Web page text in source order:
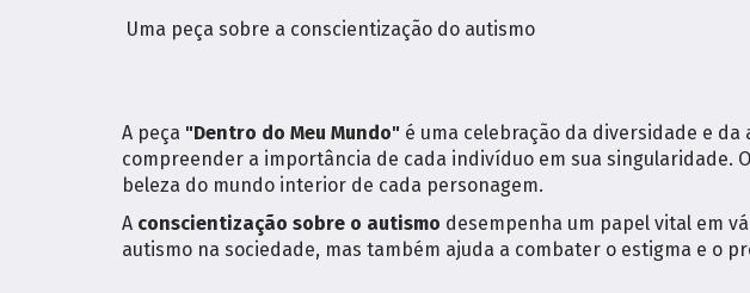
Uma peça sobre a conscientização do autismo
A peça "Dentro do Meu Mundo" é uma celebração da diversidade e
compreender a importância de cada indivíduo em sua singularidade.
beleza do mundo interior de cada personagem.
A conscientização sobre o autismo desempenha um papel vital em
autismo na sociedade, mas também ajuda a combater o estigma e o